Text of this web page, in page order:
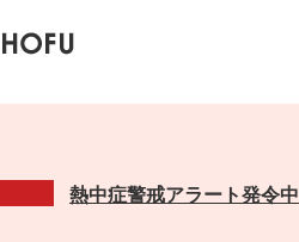
熱中症警戒アラート発令中